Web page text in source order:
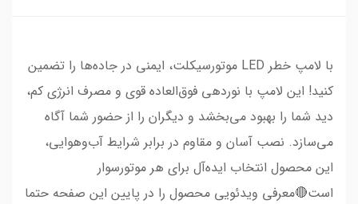
با لامپ خطر LED موتورسیکلت، ایمنی در جاده‌ها را تضمین
کنید! این لامپ با نوردهی فوق‌العاده قوی و مصرف انرژی کم،
دید شما را بهبود می‌بخشد و دیگران را از حضور شما آگاه
می‌سازد. نصب آسان و مقاوم در برابر شرایط آب‌وهوایی،
این محصول انتخاب ایده‌آل برای هر موتورسوار
است🔴معرفی ویدئویی محصول را در پایین این صفحه حتما